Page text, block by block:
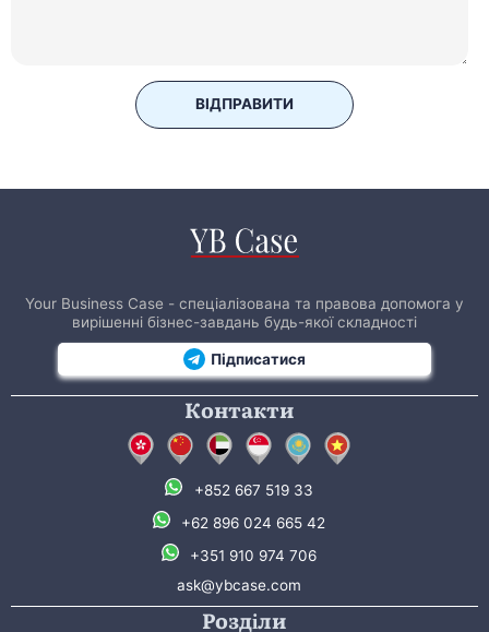
ВІДПРАВИТИ
Your Business Case - спеціалізована та правова допомога у
вирішенні бізнес-завдань будь-якої складності
Підписатися
Контакти
+852 667 519 33
+62 896 024 665 42
+351 910 974 706
ask@ybcase.com
Розділи